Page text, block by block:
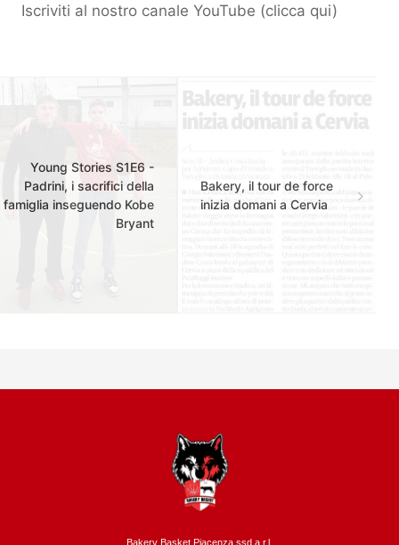
Iscriviti al nostro canale YouTube (clicca qui)
Young Stories S1E6 -
Padrini, i sacrifici della
famiglia inseguendo Kobe
Bryant
Bakery, il tour de force
inizia domani a Cervia
Bakery Basket Piacenza ssd a.r.l.